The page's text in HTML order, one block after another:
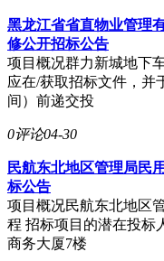
黑龙江省省直物业管理
修公开招标公告
项目概况群力新城地下
应在/获取招标文件，并
间）前递交投
0评论04-30
民航东北地区管理局民
标公告
项目概况民航东北地区
程 招标项目的潜在投标
商务大厦7楼